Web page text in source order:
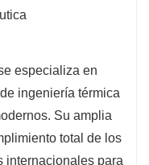
especializa en
ingeniería térmica
Su amplia
total de los
internacionales para